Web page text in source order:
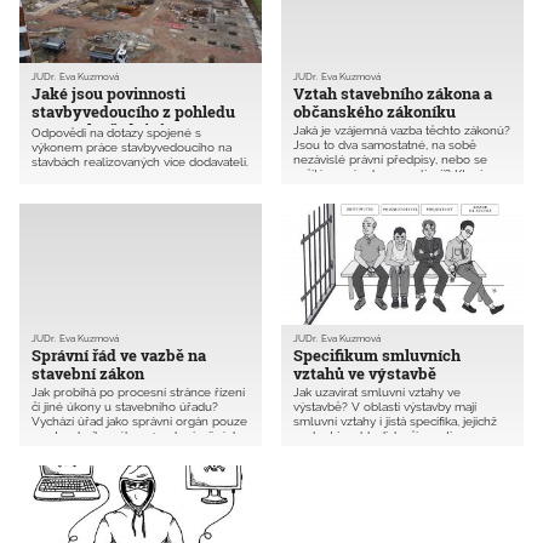
Jaké jsou povinnosti
stavbyvedoucího z pohledu
právních předpisů?
JUDr. Eva Kuzmová
Odpovědi na dotazy spojené s
výkonem práce stavbyvedoucího na
stavbách realizovaných více dodavateli.
být na stavbě stavbyvedoucích? Kdo
Vztah stavebního zákona a
občanského zákoníku
JUDr. Eva Kuzmová
Jaká je vzájemná vazba těchto zákonů?
Jsou to dva samostatné, na sobě
nezávislé právní předpisy, nebo se
určitým způsobem prolínají? Které
které soudně, když oba předpisy
upravují v určitých případech obdobné
věci?
Správní řád ve vazbě na
stavební zákon
JUDr. Eva Kuzmová
Jak probíhá po procesní stránce řízení
či jiné úkony u stavebního úřadu?
Vychází úřad jako správní orgán pouze
ze stavebního zákona1 nebo i z jiných
vztah těchto zákonů a jak je pak
stavební úřad při své činnosti používá?
Specifikum smluvních
vztahů ve výstavbě
JUDr. Eva Kuzmová
Jak uzavírat smluvní vztahy ve
výstavbě? V oblasti výstavby mají
smluvní vztahy i jistá specifika, jejichž
znalost je z hlediska činnosti